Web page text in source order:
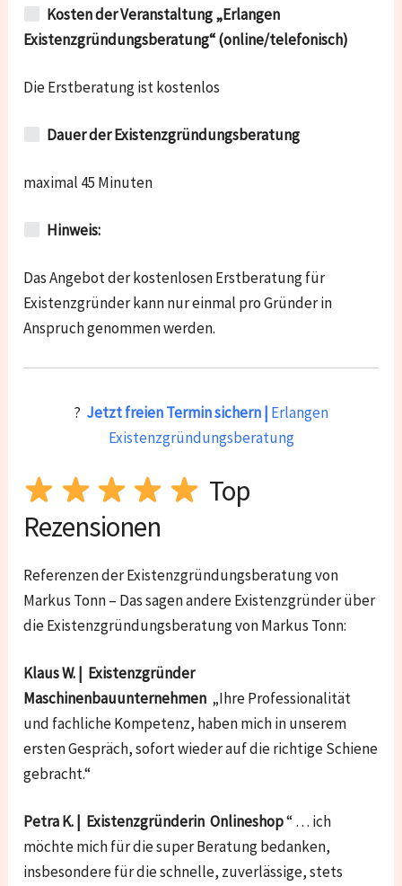
Kosten der Veranstaltung „Erlangen
Existenzgründungsberatung“ (online/telefonisch)
Die Erstberatung ist kostenlos
Dauer der Existenzgründungsberatung
maximal 45 Minuten
Hinweis:
Das Angebot der kostenlosen Erstberatung für
Existenzgründer kann nur einmal pro Gründer in
Anspruch genommen werden.
? Jetzt freien Termin sichern | Erlangen
Existenzgründungsberatung
Top
Rezensionen
Referenzen der Existenzgründungsberatung von
Markus Tonn – Das sagen andere Existenzgründer über
die Existenzgründungsberatung von Markus Tonn:
Klaus W. | Existenzgründer
Maschinenbauunternehmen „Ihre Professionalität
und fachliche Kompetenz, haben mich in unserem
ersten Gespräch, sofort wieder auf die richtige Schiene
gebracht.“
Petra K. | Existenzgründerin Onlineshop“ … ich
möchte mich für die super Beratung bedanken,
insbesondere für die schnelle, zuverlässige, stets